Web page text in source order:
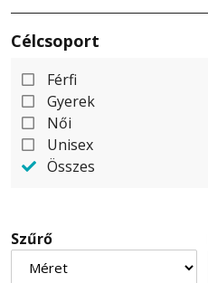
Célcsoport
Férfi
Gyerek
Női
Unisex
Összes
Szűrő